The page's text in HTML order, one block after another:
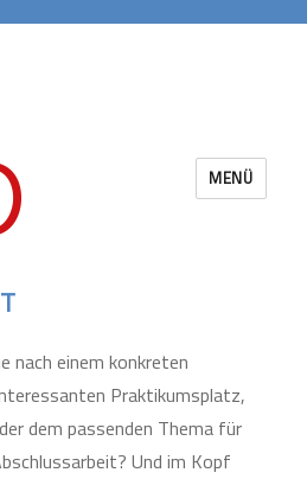
MENÜ
nach einem konkreten
Praktikumsplatz,
dem passenden Thema für
Und im Kopf